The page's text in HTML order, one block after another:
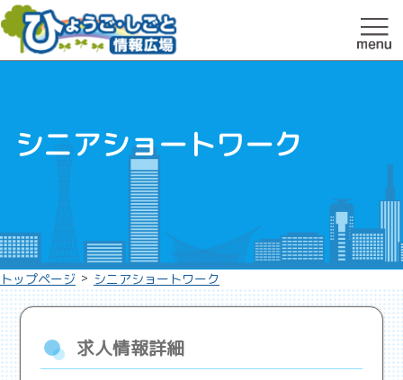
シニアショートワーク
トップページ > シニアショートワーク
求人情報詳細